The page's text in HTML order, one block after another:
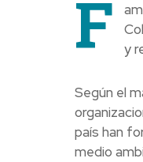
F
y
Según el
país han
medio